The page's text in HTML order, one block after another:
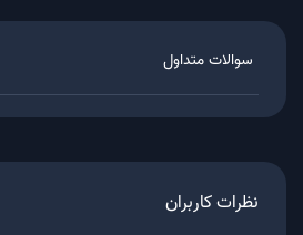
سوالات متداول
نظرات کاربران